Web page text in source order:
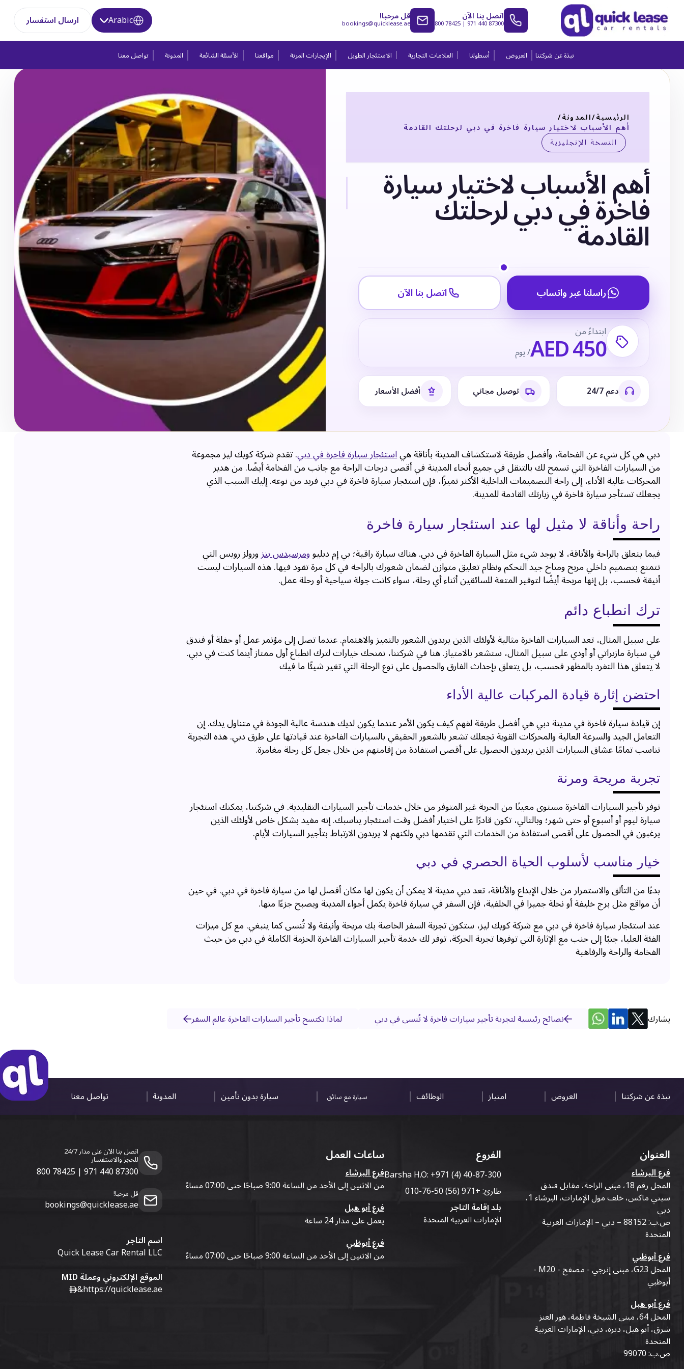
اتصل بنا الآن800 78425 |971 440 87300 قل مرحبا!
bookings@quicklease.ae
Arabic ارسال استفسار
نبذة عن شركتنا العروض أسطولنا العلامات التجارية الاستئجار الطويل الإيجارات المرنة مواقعنا الأسئلة الشائعة المدونة تواصل معنا
الرئيسية/المدونة/
أهم الأسباب لاختيار سيارة فاخرة في دبي لرحلتك القادمة
النسخة الإنجليزية
أهم الأسباب لاختيار سيارة
فاخرة في دبي لرحلتك
القادمة
راسلنا عبر واتساب اتصل بنا الآن
ابتداءً من
AED 450/ يوم
دعم 24/7 توصيل مجاني أفضل الأسعار
دبي هي كل شيء عن الفخامة، وأفضل طريقة لاستكشاف المدينة بأناقة هياستئجار سيارة فاخرة في دبي. تقدم شركة كويك ليز مجموعة
من السيارات الفاخرة التي تسمح لك بالتنقل في جميع أنحاء المدينة في أقصى درجات الراحة مع جانب من الفخامة أيضًا. من هدير
المحركات عالية الأداء، إلى راحة التصميمات الداخلية الأكثر تميزًا، فإن استئجار سيارة فاخرة في دبي فريد من نوعه. إليك السبب الذي
يجعلك تستأجر سيارة فاخرة في زيارتك القادمة للمدينة.
راحة وأناقة لا مثيل لها عند استئجار سيارة فاخرة
فيما يتعلق بالراحة والأناقة، لا يوجد شيء مثل السيارة الفاخرة في دبي. هناك سيارة راقية؛ بي إم دبليوومرسيدس بنزورولز رويس التي
تتمتع بتصميم داخلي مريح ومناخ جيد التحكم ونظام تعليق متوازن لضمان شعورك بالراحة في كل مرة تقود فيها. هذه السيارات ليست
أنيقة فحسب، بل إنها مريحة أيضًا لتوفير المتعة للسائقين أثناء أي رحلة، سواء كانت جولة سياحية أو رحلة عمل.
ترك انطباع دائم
على سبيل المثال، تعد السيارات الفاخرة مثالية لأولئك الذين يريدون الشعور بالتميز والاهتمام. عندما تصل إلى مؤتمر عمل أو حفلة أو فندق
في سيارة مازيراتي أو أودي على سبيل المثال، ستشعر بالامتياز. هنا في شركتنا، نمنحك خيارات لترك انطباع أول ممتاز أينما كنت في دبي.
لا يتعلق هذا التفرد بالمظهر فحسب، بل يتعلق بإحداث الفارق والحصول على نوع الرحلة التي تغير شيئًا ما فيك
احتضن إثارة قيادة المركبات عالية الأداء
إن قيادة سيارة فاخرة في مدينة دبي هي أفضل طريقة لفهم كيف يكون الأمر عندما يكون لديك هندسة عالية الجودة في متناول يدك. إن
التعامل الجيد والسرعة العالية والمحركات القوية تجعلك تشعر بالشعور الحقيقي بالسيارات الفاخرة عند قيادتها على طرق دبي. هذه التجربة
تناسب تمامًا عشاق السيارات الذين يريدون الحصول على أقصى استفادة من إقامتهم من خلال جعل كل رحلة مغامرة.
تجربة مريحة ومرنة
توفر تأجير السيارات الفاخرة مستوى معينًا من الحرية غير المتوفر من خلال خدمات تأجير السيارات التقليدية. في شركتنا، يمكنك استئجار
سيارة ليوم أو أسبوع أو حتى شهر؛ وبالتالي، تكون قادرًا على اختيار أفضل وقت استئجار يناسبك. إنه مفيد بشكل خاص لأولئك الذين
يرغبون في الحصول على أقصى استفادة من الخدمات التي تقدمها دبي ولكنهم لا يريدون الارتباط بتأجير السيارات لأيام.
خيار مناسب لأسلوب الحياة الحصري في دبي
بدءًا من التألق والاستمرار من خلال الإبداع والأناقة، تعد دبي مدينة لا يمكن أن يكون لها مكان أفضل لها من سيارة فاخرة في دبي. في حين
أن مواقع مثل برج خليفة أو نخلة جميرا في الخلفية، فإن السفر في سيارة فاخرة يكمل أجواء المدينة ويصبح جزءًا منها.
عند استئجار سيارة فاخرة في دبي مع شركة كويك ليز، ستكون تجربة السفر الخاصة بك مريحة وأنيقة ولا تُنسى كما ينبغي. مع كل ميزات
الفئة العليا، جنبًا إلى جنب مع الإثارة التي توفرها تجربة الحركة، توفر لك خدمة تأجير السيارات الفاخرة الحزمة الكاملة في دبي من حيث
الفخامة والراحة والرفاهية
يشارك نصائح رئيسية لتجربة تأجير سيارات فاخرة لا تُنسى في دبي لماذا تكتسح تأجير السيارات الفاخرة عالم السفر
نبذة عن شركتنا العروض امتياز الوظائف سيارة مع سائق سيارة بدون تأمين المدونة تواصل معنا
العنوان
فرع البرشاء
المحل رقم 18، مبنى الراحة، مقابل فندق
سيتي ماكس، خلف مول الإمارات، البرشاء 1،
دبي
ص.ب: 88152 – دبي – الإمارات العربية
المتحدة
فرع أبوظبي
المحل G23، مبنى إنرجي - مصفح - M20 -
أبوظبي
فرع أبو هيل
المحل 64، مبنى الشيخة فاطمة، هور العنز
شرق، أبو هيل، ديرة، دبي، الإمارات العربية
المتحدة
ص.ب: 99070
الفروع
Barsha H.O:+971 (4) 40-87-300
طارئ:+971 (56) 50-76-010
بلد إقامة التاجر
الإمارات العربية المتحدة
ساعات العمل
فرع البرشاء
من الاثنين إلى الأحد من الساعة 9:00 صباحًا حتى 07:00 مساءً
فرع أبو هيل
يعمل على مدار 24 ساعة
فرع أبوظبي
من الاثنين إلى الأحد من الساعة 9:00 صباحًا حتى 07:00 مساءً
اتصل بنا الآن على مدار 24/7
للحجز والاستفسار
800 78425 | 971 440 87300
قل مرحبا!
bookings@quicklease.ae
اسم التاجر
Quick Lease Car Rental LLC
الموقع الإلكتروني وعملة MID
https://quicklease.ae
&